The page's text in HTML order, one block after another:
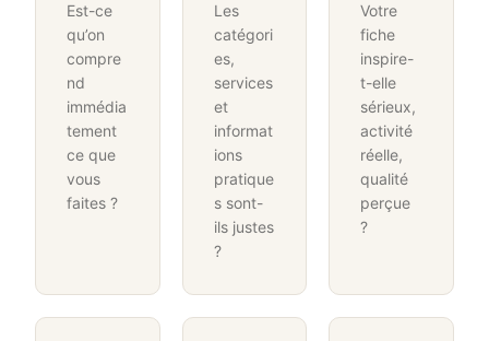
Est-ce
qu’on
compre
nd
immédia
tement
ce que
vous
faites ?
Les
catégori
es,
services
et
informat
ions
pratique
s sont-
ils justes
?
Votre
fiche
inspire-
t-elle
sérieux,
activité
réelle,
qualité
perçue
?